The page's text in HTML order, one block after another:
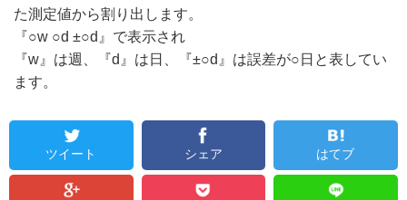
た測定値から割り出します。
『○w ○d ±○d』で表示され
『w』は週、『d』は日、『±○d』は誤差が○日と表してい
ます。
ツイート シェア はてブ